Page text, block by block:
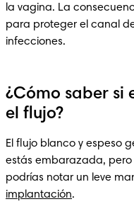
la vagina. La
para proteger el canal
infecciones.
¿Cómo saber si
el flujo?
El flujo blanco y espeso
estás embarazada,
podrías notar un leve
implantación.